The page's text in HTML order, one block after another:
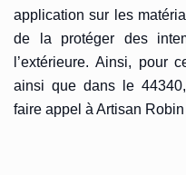
application sur les
de la protéger des
l’extérieure. Ainsi, pour
ainsi que dans le
faire appel à Artisan